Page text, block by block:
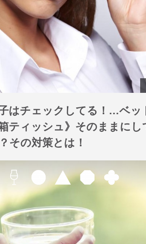
はチェックしてる！…ベッ
箱ティッシュ》そのままにし
その対策とは！